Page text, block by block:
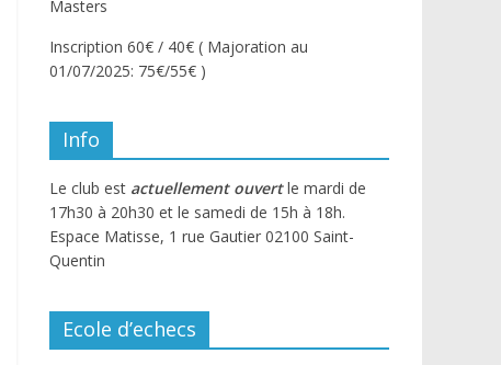
Masters
Inscription 60€ / 40€ ( Majoration au
01/07/2025: 75€/55€ )
Info
Le club est actuellement ouvertle mardi de
17h30 à 20h30 et le samedi de 15h à 18h.
Espace Matisse, 1 rue Gautier 02100 Saint-
Quentin
Ecole d’echecs